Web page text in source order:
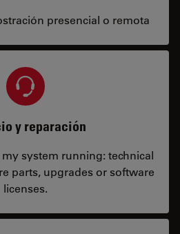
presencial o remota
y reparación
system running: technical
parts, upgrades or software
licenses.